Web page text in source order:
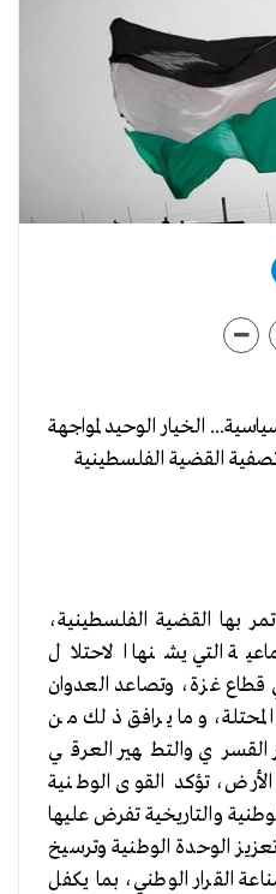
الخيار الوحيد لمواجهة
القضية الفلسطينية
بها القضية الفلسطينية،
التي يشنها الاحتلال
قطاع غزة، وتصاعد العدوان
وما يرافق ذلك من
والتطهير العرقي
تؤكد القوى الوطنية
والتاريخية تفرض عليها
الوحدة الوطنية وترسيخ
القرار الوطني، بما يكفل